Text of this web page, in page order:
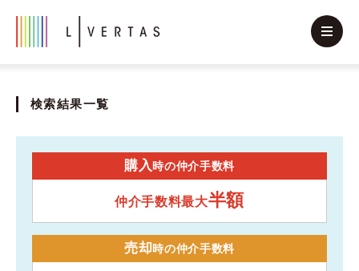
検索結果一覧
購入時の仲介手数料
仲介手数料最大半額
売却時の仲介手数料